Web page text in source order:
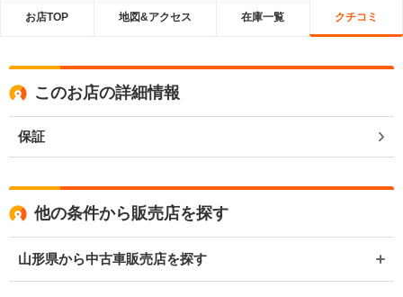
お店TOP 地図&アクセス 在庫一覧 クチコミ
このお店の詳細情報
保証
他の条件から販売店を探す
山形県から中古車販売店を探す